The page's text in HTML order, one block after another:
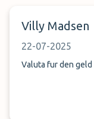
Villy Madsen
22-07-2025
Valuta fur den geld